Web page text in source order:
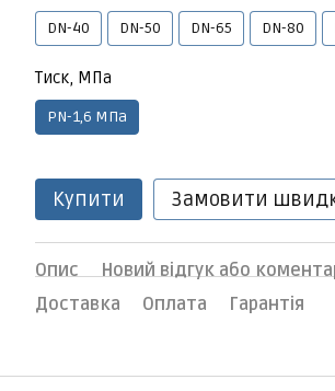
DN-40 DN-50 DN-65 DN-80
Тиск, МПа
PN-1,6 МПа
Купити Замовити
Опис Новий відгук або
Доставка
Оплата Гарантія